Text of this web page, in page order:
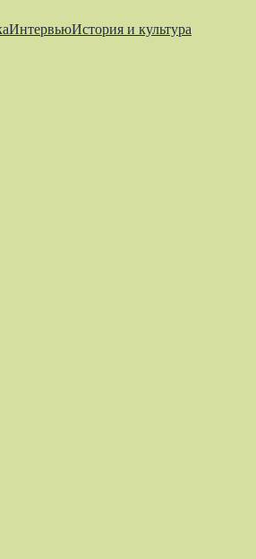
ИнтервьюИстория и культура